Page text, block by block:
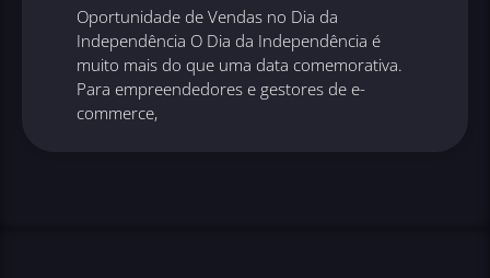
Oportunidade de Vendas no Dia da
Independência O Dia da Independência é
muito mais do que uma data comemorativa.
Para empreendedores e gestores de e-
commerce,